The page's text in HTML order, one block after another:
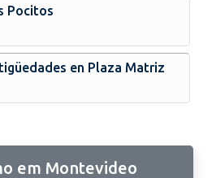
Pocitos
en Plaza Matriz
em Montevideo